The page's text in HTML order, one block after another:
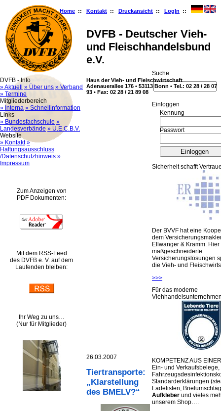
Home :: Kontakt :: Druckansicht :: LogIn ::
DVFB - Deutscher Vieh-
und Fleischhandelsbund
e.V.
Haus der Vieh- und Fleischwirtschaft
Adenauerallee 176 • 53113 Bonn • Tel.: 02 28 / 28 07
93 • Fax: 02 28 / 21 89 08
DVFB - Info
» Aktuell
» Über uns » Verband
» Termine
Mitgliederbereich
» Interna » Schnellinformation
Links
» Bundesfachschule »
Landesverbände » U.E.C.B.V.
Website
» Kontakt »
Haftungsausschluss
/Datenschutzhinweis »
Impressum
Zum Anzeigen von
PDF Dokumenten:
Mit dem RSS-Feed
des DVFB e. V. auf dem
Laufenden bleiben:
Ihr Weg zu uns…
(Nur für Mitglieder)
26.03.2007
Tiertransporte:
„Klarstellung
des BMELV?“
Suche
Ein­log­gen
Kennung
Passwort
Sicherheit schafft
Der BVVF hat eine
dem
Ellwanger & Kramm.
maßgeschneiderte
Versicherungslösungen
die Vieh- und
>>>
Für das moderne
KOMPETENZ AUS
Ein- und Verkaufsbelege,
Standarderklärungen (
Ladelisten,
Aufkleber und vieles
unserem Shop….